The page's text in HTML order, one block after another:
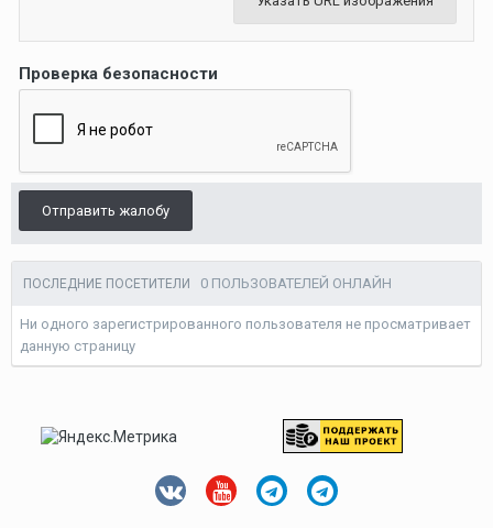
Проверка безопасности
Отправить жалобу
ПОСЛЕДНИЕ ПОСЕТИТЕЛИ 0 ПОЛЬЗОВАТЕЛЕЙ ОНЛАЙН
Ни одного зарегистрированного пользователя не просматривает
данную страницу